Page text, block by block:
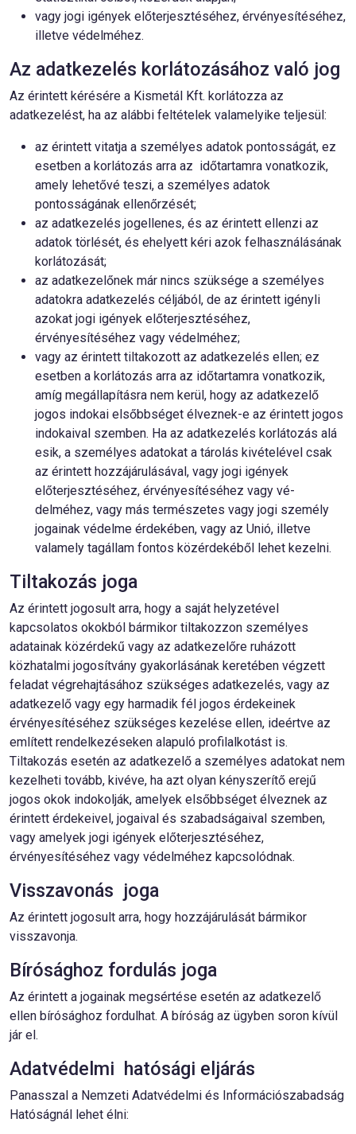
vagy jogi igények előterjesztéséhez, érvényesítéséhez,
illetve védelméhez.
Az adatkezelés korlátozásához való jog
Az érintett kérésére a Kismetál Kft. korlátozza az
adatkezelést, ha az alábbi feltételek valamelyike teljesül:
az érintett vitatja a személyes adatok pontosságát, ez
esetben a korlátozás arra az időtartamra vonatkozik,
amely lehetővé teszi, a személyes adatok
pontosságának ellenőrzését;
az adatkezelés jogellenes, és az érintett ellenzi az
adatok törlését, és ehelyett kéri azok felhasználásának
korlátozását;
az adatkezelőnek már nincs szüksége a személyes
adatokra adatkezelés céljából, de az érintett igényli
azokat jogi igények előterjesztéséhez,
érvényesítéséhez vagy védelméhez;
vagy az érintett tiltakozott az adatkezelés ellen; ez
esetben a korlátozás arra az időtartamra vonatkozik,
amíg megállapításra nem kerül, hogy az adatkezelő
jogos indokai elsőbbséget élveznek-e az érintett jogos
indokaival szemben. Ha az adatkezelés korlátozás alá
esik, a személyes adatokat a tárolás kivételével csak
az érintett hozzájárulásával, vagy jogi igények
előterjesztéséhez, érvényesítéséhez vagy vé-
delméhez, vagy más természetes vagy jogi személy
jogainak védelme érdekében, vagy az Unió, illetve
valamely tagállam fontos közérdekéből lehet kezelni.
Tiltakozás joga
Az érintett jogosult arra, hogy a saját helyzetével
kapcsolatos okokból bármikor tiltakozzon személyes
adatainak közérdekű vagy az adatkezelőre ruházott
közhatalmi jogosítvány gyakorlásának keretében végzett
feladat végrehajtásához szükséges adatkezelés, vagy az
adatkezelő vagy egy harmadik fél jogos érdekeinek
érvényesítéséhez szükséges kezelése ellen, ideértve az
említett rendelkezéseken alapuló profilalkotást is.
Tiltakozás esetén az adatkezelő a személyes adatokat nem
kezelheti tovább, kivéve, ha azt olyan kényszerítő erejű
jogos okok indokolják, amelyek elsőbbséget élveznek az
érintett érdekeivel, jogaival és szabadságaival szemben,
vagy amelyek jogi igények előterjesztéséhez,
érvényesítéséhez vagy védelméhez kapcsolódnak.
Visszavonás joga
Az érintett jogosult arra, hogy hozzájárulását bármikor
visszavonja.
Bírósághoz fordulás joga
Az érintett a jogainak megsértése esetén az adatkezelő
ellen bírósághoz fordulhat. A bíróság az ügyben soron kívül
jár el.
Adatvédelmi hatósági eljárás
Panasszal a Nemzeti Adatvédelmi és Információszabadság
Hatóságnál lehet élni: